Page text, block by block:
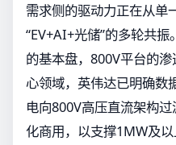
需求侧的驱动力正在从单
“EV+AI+光储”的多轮共
的基本盘，800V平台的
心领域，英伟达已明确数
电向800V高压直流架构
化商用，以支撑1MW及